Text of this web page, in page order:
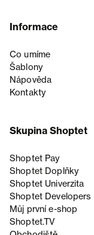
Informace
Co umíme
Šablony
Nápověda
Kontakty
Skupina Shoptet
Shoptet Pay
Shoptet Doplňky
Shoptet Univerzita
Shoptet Developers
Můj první e-shop
Shoptet.TV